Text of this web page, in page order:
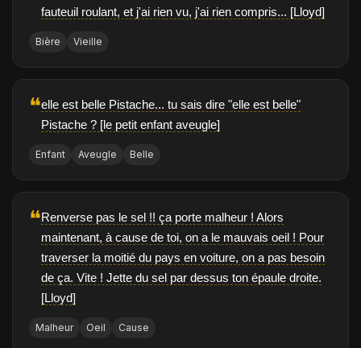
fauteuil roulant, et j'ai rien vu, j'ai rien compris... [Lloyd]
Bière Vieille
❝elle est belle Pistache... tu sais dire "elle est belle"
Pistache ? [le petit enfant aveugle]
Enfant Aveugle Belle
❝Renverse pas le sel !! ça porte malheur ! Alors
maintenant, à cause de toi, on a le mauvais oeil ! Pour
traverser la moitié du pays en voiture, on a pas besoin
de ça. Vite ! Jette du sel par dessus ton épaule droite.
[Lloyd]
Malheur Oeil Cause